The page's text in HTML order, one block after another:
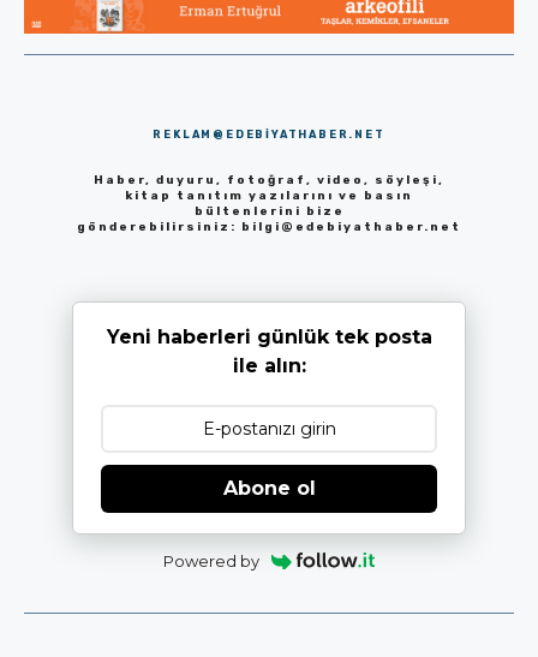
REKLAM@EDEBIYATHABER.NET
Haber, duyuru, fotoğraf, video, söyleşi,
kitap tanıtım yazılarını ve basın
bültenlerini bize
gönderebilirsiniz: bilgi@edebiyathaber.net
Yeni haberleri günlük tek posta
ile alın:
Abone ol
Powered by